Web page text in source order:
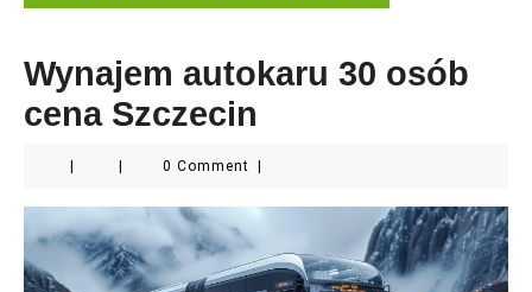
Wynajem autokaru 30 osób
cena Szczecin
0 Comment